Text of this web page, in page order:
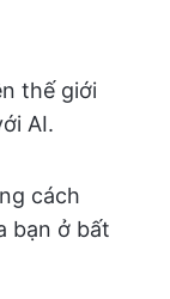
thế giới
AI.
cách
bạn ở bất